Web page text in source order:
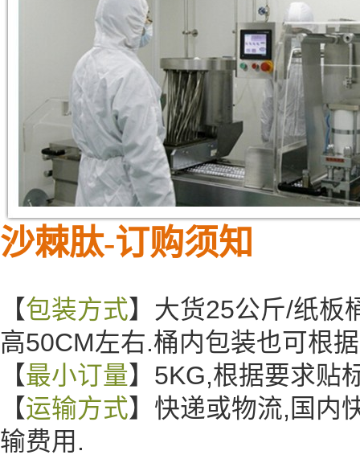
沙棘肽-订购须知
【包装方式】大货25公斤/纸板
高50CM左右.桶内包装也可根
【最小订量】5KG,根据要求
【运输方式】快递或物流,国内
输费用.